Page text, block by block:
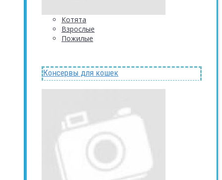
Котята
Взрослые
Пожилые
Консервы для кошек